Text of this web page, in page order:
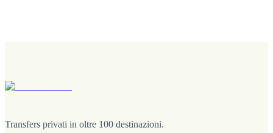
Transfers privati in oltre 100 destinazioni.